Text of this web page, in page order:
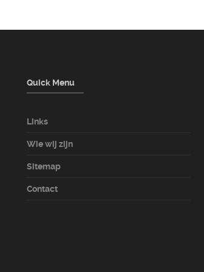
Quick Menu
Links
Wie wij zijn
Sitemap
Contact